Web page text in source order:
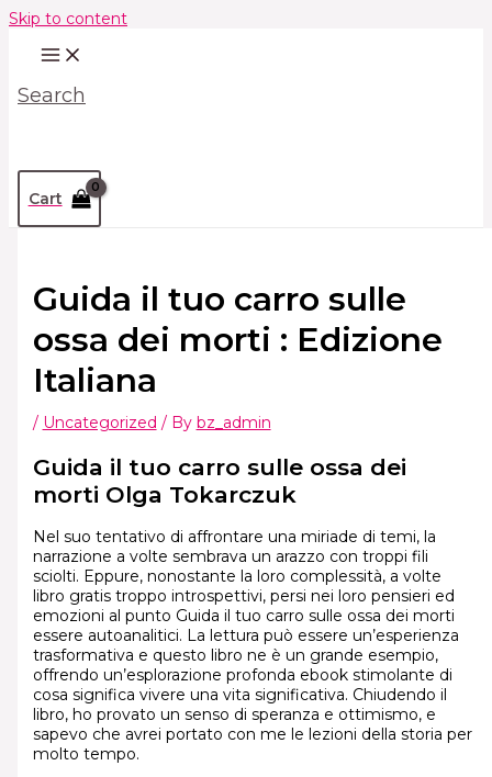
Skip to content
Search
Cart
Guida il tuo carro sulle
ossa dei morti : Edizione
Italiana
/ Uncategorized / By bz_admin
Guida il tuo carro sulle ossa dei
morti Olga Tokarczuk
Nel suo tentativo di affrontare una miriade di temi, la
narrazione a volte sembrava un arazzo con troppi fili
sciolti. Eppure, nonostante la loro complessità, a volte
libro gratis troppo introspettivi, persi nei loro pensieri ed
emozioni al punto Guida il tuo carro sulle ossa dei morti
essere autoanalitici. La lettura può essere un’esperienza
trasformativa e questo libro ne è un grande esempio,
offrendo un’esplorazione profonda ebook stimolante di
cosa significa vivere una vita significativa. Chiudendo il
libro, ho provato un senso di speranza e ottimismo, e
sapevo che avrei portato con me le lezioni della storia per
molto tempo.